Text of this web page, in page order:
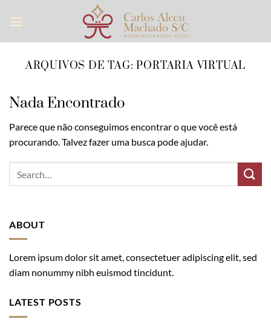
ARQUIVOS DE TAG:PORTARIA VIRTUAL
Nada Encontrado
Parece que não conseguimos encontrar o que você está
procurando. Talvez fazer uma busca pode ajudar.
ABOUT
Lorem ipsum dolor sit amet, consectetuer adipiscing elit, sed
diam nonummy nibh euismod tincidunt.
LATEST POSTS